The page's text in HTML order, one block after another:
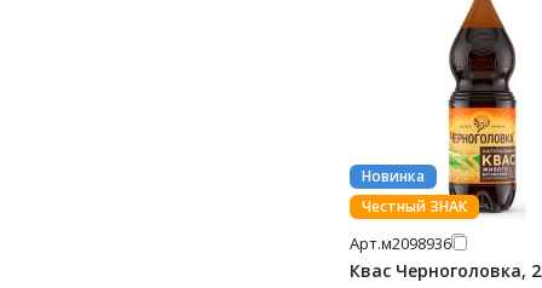
Новинка
Честный ЗНАК
Арт.м2098936
Квас Черноголовка,